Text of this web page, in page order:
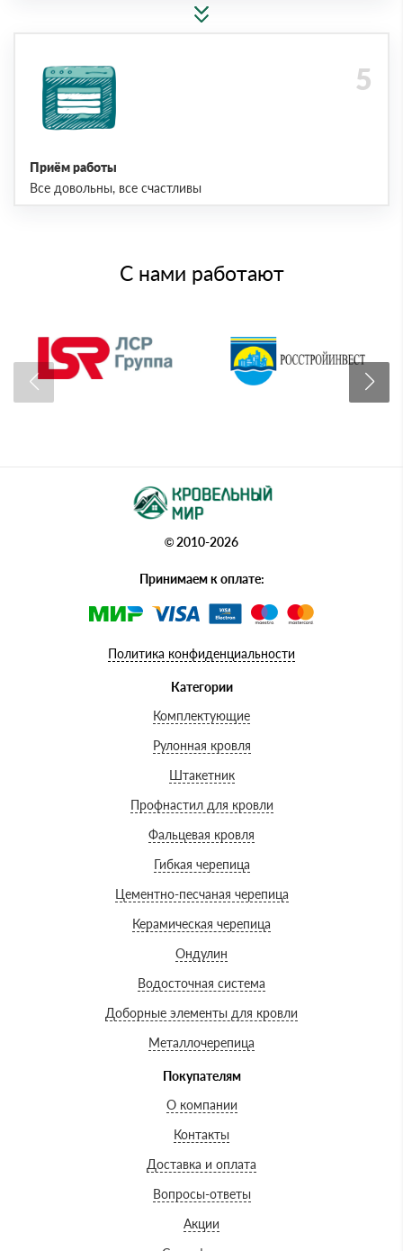
Приём работы
Все довольны, все счастливы
С нами работают
© 2010-2026
Принимаем к оплате:
Политика конфиденциальности
Категории
Комплектующие
Рулонная кровля
Штакетник
Профнастил для кровли
Фальцевая кровля
Гибкая черепица
Цементно-песчаная черепица
Керамическая черепица
Ондулин
Водосточная система
Доборные элементы для кровли
Металлочерепица
Покупателям
О компании
Контакты
Доставка и оплата
Вопросы-ответы
Акции